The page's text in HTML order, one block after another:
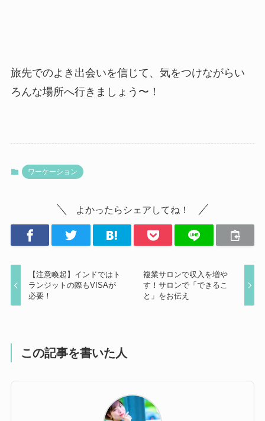
旅先でのよき出会いを信じて、気をつけながらい
ろんな場所へ行きましょう〜！
ワーケーション
よかったらシェアしてね！
【注意喚起】インドではト
ランジットの際もVISAが
必要！
複業サロンで収入を増や
す！サロンで「できるこ
と」をお伝え
この記事を書いた人